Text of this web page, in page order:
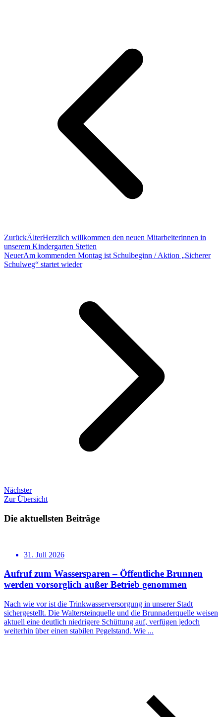
ZurückÄlterHerzlich willkommen den neuen Mitarbeiterinnen in
unserem Kindergarten Stetten
NeuerAm kommenden Montag ist Schulbeginn / Aktion „Sicherer
Schulweg“ startet wieder
Nächster
Zur Übersicht
Die aktuellsten Beiträge
31. Juli 2026
Aufruf zum Wassersparen – Öffentliche Brunnen
werden vorsorglich außer Betrieb genommen
Nach wie vor ist die Trinkwasserversorgung in unserer Stadt
sichergestellt. Die Waltersteinquelle und die Brunnaderquelle weisen
aktuell eine deutlich niedrigere Schüttung auf, verfügen jedoch
weiterhin über einen stabilen Pegelstand. Wie ...